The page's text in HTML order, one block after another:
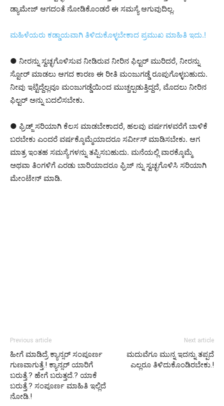
ಡ್ಯಾಮೇಜ್ ಆಗದಂತೆ ನೋಡಿಕೊಂಡರೆ ಈ ಸಮಸ್ಯೆ ಆಗುವುದಿಲ್ಲ.
ಮಹಿಳೆಯರು ಕಡ್ಡಾಯವಾಗಿ ತಿಳಿದುಕೊಳ್ಳಬೇಕಾದ ಪ್ರಮುಖ ಮಾಹಿತಿ ಇದು.!
● ನೀರನ್ನು ಸ್ವಚ್ಛಗೊಳಿಸುವ ನೀಡಿರುವ ನೀರಿನ ಫಿಲ್ಟರ್ ಮುರಿದರೆ, ನೀರನ್ನು
ಸ್ಟೋರ್ ಮಾಡಲು ಆಗದ ಕಾರಣ ಈ ರೀತಿ ಮಂಜುಗಡ್ಡೆ ರೂಪುಗೊಳ್ಳಬಹುದು.
ನೀವು ಇಟ್ಟಿದ್ದೆಲ್ಲವೂ ಮಂಜುಗಡ್ಡೆಯಿಂದ ಮುಚ್ಚಲ್ಪಡುತ್ತಿದ್ದದೆ, ಮೊದಲು ನೀರಿನ
ಫಿಲ್ಟರ್ ಅನ್ನು ಬದಲಿಸಬೇಕು.
● ಫ್ರಿಡ್ಜ್ ಸರಿಯಾಗಿ ಕೆಲಸ ಮಾಡಬೇಕಾದರೆ, ಹಲವು ವರ್ಷಗಳವರೆಗೆ ಬಾಳಿಕೆ
ಬರಬೇಕು ಎಂದರೆ ವರ್ಷಕ್ಕೊಮ್ಮೆಯಾದರೂ ಸರ್ವೀಸ್ ಮಾಡಿಸಬೇಕು. ಆಗ
ಮಾತ್ರ ಇಂತಹ ಸಮಸ್ಯೆಗಳನ್ನು ತಪ್ಪಿಸಬಹುದು. ಮನೆಯಲ್ಲಿ ವಾರಕ್ಕೊಮ್ಮೆ
ಅಥವಾ ತಿಂಗಳಿಗೆ ಎರಡು ಬಾರಿಯಾದರೂ ಫ್ರಿಜ್ ನ್ನು ಸ್ವಚ್ಛಗೊಳಿಸಿ ಸರಿಯಾಗಿ
ಮೇಂಟೇನ್ ಮಾಡಿ.
Previous article
ಹೀಗೆ ಮಾಡಿದ್ರೆ ಕ್ಯಾನ್ಸರ್ ಸಂಪೂರ್ಣ
ಗುಣವಾಗುತ್ತೆ.! ಕ್ಯಾನ್ಸರ್ ಯಾರಿಗೆ
ಬರುತ್ತೆ.? ಹೇಗೆ ಬರುತ್ತದೆ.? ಯಾಕೆ
ಬರುತ್ತೆ.? ಸಂಪೂರ್ಣ ಮಾಹಿತಿ ಇಲ್ಲಿದೆ
ನೋಡಿ.!
Next article
ಮದುವೆಗೂ ಮುನ್ನ ಇದನ್ನು ತಪ್ಪದೆ
ಎಲ್ಲರೂ ತಿಳಿದುಕೊಂಡಿರಬೇಕು.!